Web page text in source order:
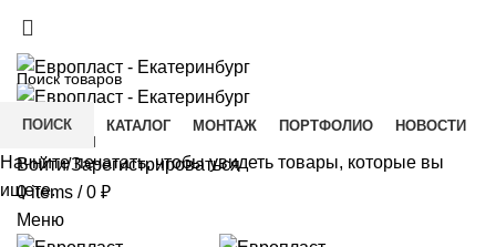
ГЛАВНАЯ КАТАЛОГ МОНТАЖ ПОРТФОЛИО
НОВОСТИ
КОНТАКТЫ
Войти/Зарегистрироваться
0items / 0 ₽
Меню
ПОИСК
Начните печатать, чтобы увидеть товары, которые вы
ищете.